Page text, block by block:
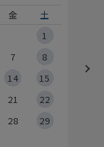
金
土
1
7
8
14
15
21
22
28
29